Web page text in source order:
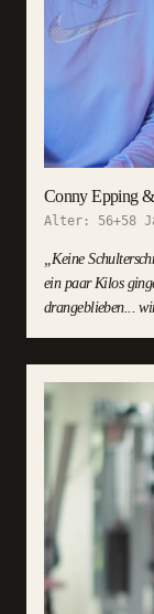
Conny Epping
Alter: 56+58
„Keine
ein paar Kilos
drangeblieben...